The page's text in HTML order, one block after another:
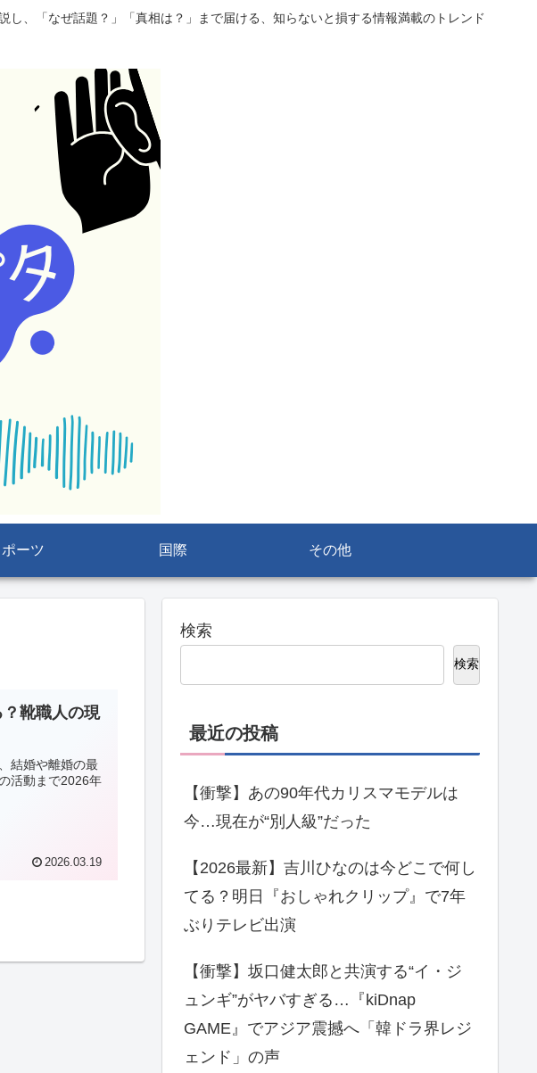
、「なぜ話題？」「真相は？」まで届ける、知らないと損する情報満載のトレンド
ポーツ 国際 その他
？靴職人の現
結婚や離婚の最
活動まで2026年
2026.03.19
検索
検索
最近の投稿
【衝撃】あの90年代カリスマモデルは
今…現在が“別人級”だった
【2026最新】吉川ひなのは今どこで何し
てる？明日『おしゃれクリップ』で7年
ぶりテレビ出演
【衝撃】坂口健太郎と共演する“イ・ジ
ュンギ”がヤバすぎる…『kiDnap
GAME』でアジア震撼へ「韓ドラ界レジ
ェンド」の声